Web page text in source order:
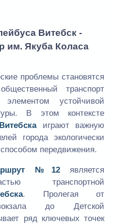
Витебск -
им. Якуба Коласа
проблемы становятся
транспорт
устойчивой
В этом контексте
играют важную
города экологически
передвижения.
№12является
транспортной
. Пролегая от
до Детской
ряд ключевых точек